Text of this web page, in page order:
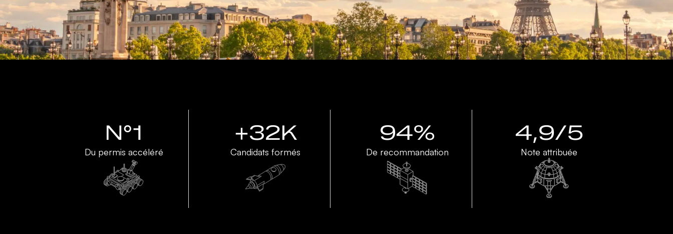
N°1
Du permis accéléré
+32K
Candidats formés
94%
De recommandation
4,9/5
Note attribuée